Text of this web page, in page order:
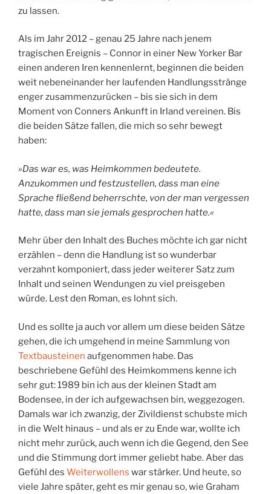
zu lassen.
Als im Jahr 2012 – genau 25 Jahre nach jenem
tragischen Ereignis – Connor in einer New Yorker Bar
einen anderen Iren kennenlernt, beginnen die beiden
weit nebeneinander her laufenden Handlungsstränge
enger zusammenzurücken – bis sie sich in dem
Moment von Conners Ankunft in Irland vereinen. Bis
die beiden Sätze fallen, die mich so sehr bewegt
haben:
»Das war es, was Heimkommen bedeutete.
Anzukommen und festzustellen, dass man eine
Sprache fließend beherrschte, von der man vergessen
hatte, dass man sie jemals gesprochen hatte.«
Mehr über den Inhalt des Buches möchte ich gar nicht
erzählen – denn die Handlung ist so wunderbar
verzahnt komponiert, dass jeder weiterer Satz zum
Inhalt und seinen Wendungen zu viel preisgeben
würde. Lest den Roman, es lohnt sich.
Und es sollte ja auch vor allem um diese beiden Sätze
gehen, die ich umgehend in meine Sammlung von
Textbausteinen aufgenommen habe. Das
beschriebene Gefühl des Heimkommens kenne ich
sehr gut: 1989 bin ich aus der kleinen Stadt am
Bodensee, in der ich aufgewachsen bin, weggezogen.
Damals war ich zwanzig, der Zivildienst schubste mich
in die Welt hinaus – und als er zu Ende war, wollte ich
nicht mehr zurück, auch wenn ich die Gegend, den See
und die Stimmung dort immer geliebt habe. Aber das
Gefühl des Weiterwollens war stärker. Und heute, so
viele Jahre später, geht es mir genau so, wie Graham